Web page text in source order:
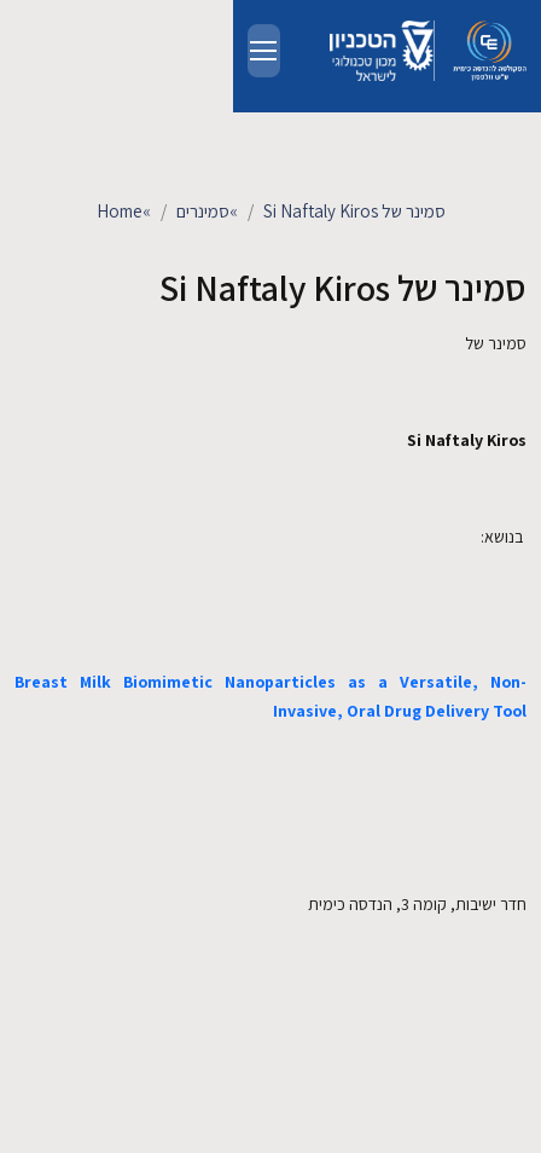
מחקר
צרו קשר
Home» סמינרים» סמינר של Si Naftaly Kiros
סמינר של Si Naftaly Kiros
סמינר של
Si Naftaly Kiros
בנושא:
Breast Milk Biomimetic Nanoparticles as a Versatile, Non-
Invasive, Oral Drug Delivery Tool
חדר ישיבות, קומה 3, הנדסה כימית